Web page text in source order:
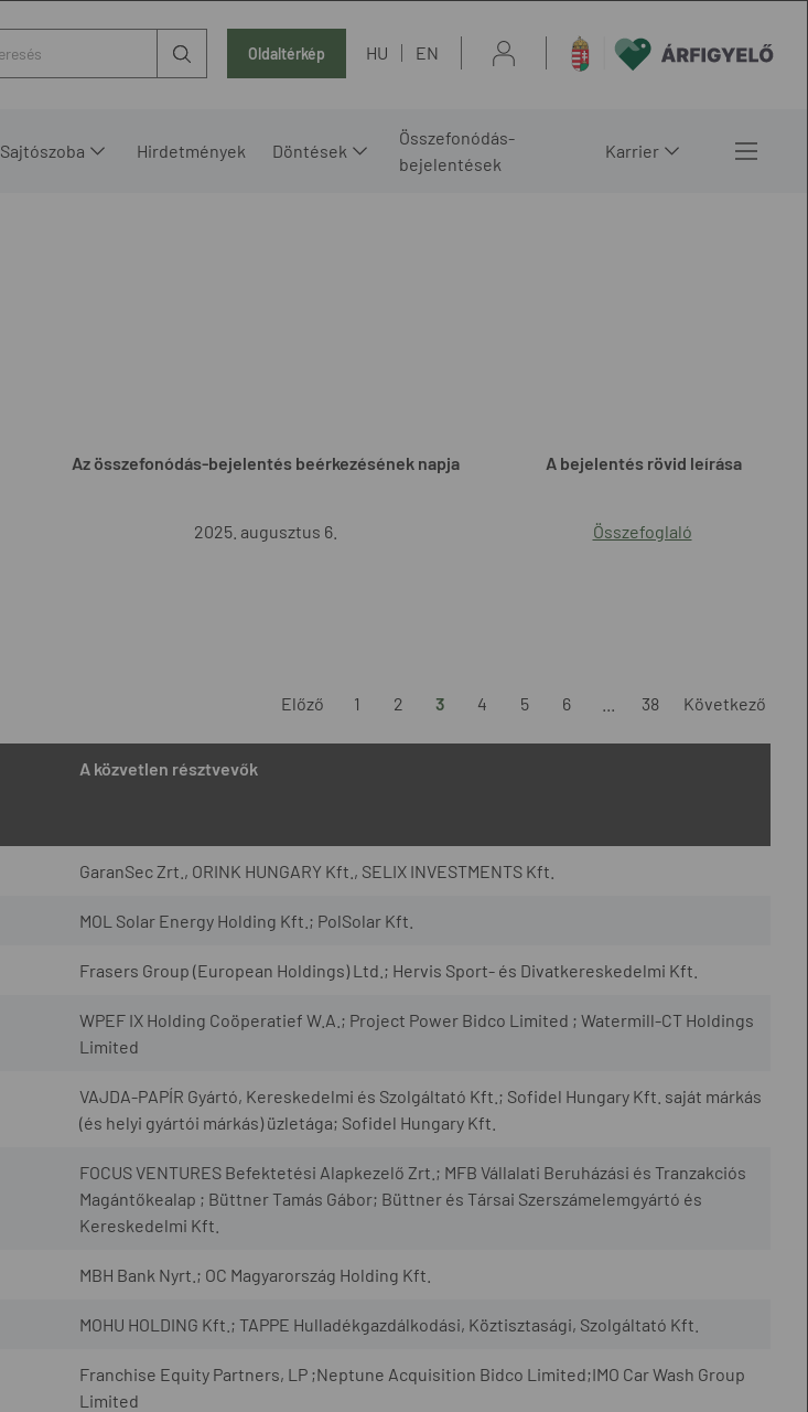
Oldaltérkép HU EN
Sajtószoba Hirdetmények Döntések
Összefonódás-
bejelentések
Karrier
Az összefonódás-bejelentés beérkezésének napja A bejelentés rövid leírása
2025. augusztus 6. Összefoglaló
Előző 1 2 3 4 5 6 38 Következő
A közvetlen résztvevők
GaranSec Zrt., ORINK HUNGARY Kft., SELIX INVESTMENTS Kft.
MOL Solar Energy Holding Kft.; PolSolar Kft.
Frasers Group (European Holdings) Ltd.; Hervis Sport- és Divatkereskedelmi Kft.
WPEF IX Holding Coöperatief W.A.; Project Power Bidco Limited ; Watermill-CT Holdings
Limited
VAJDA-PAPÍR Gyártó, Kereskedelmi és Szolgáltató Kft.; Sofidel Hungary Kft. saját márkás
(és helyi gyártói márkás) üzletága; Sofidel Hungary Kft.
FOCUS VENTURES Befektetési Alapkezelő Zrt.; MFB Vállalati Beruházási és Tranzakciós
Magántőkealap ; Büttner Tamás Gábor; Büttner és Társai Szerszámelemgyártó és
Kereskedelmi Kft.
MBH Bank Nyrt.; OC Magyarország Holding Kft.
MOHU HOLDING Kft.; TAPPE Hulladékgazdálkodási, Köztisztasági, Szolgáltató Kft.
Franchise Equity Partners, LP ;Neptune Acquisition Bidco Limited;IMO Car Wash Group
Limited